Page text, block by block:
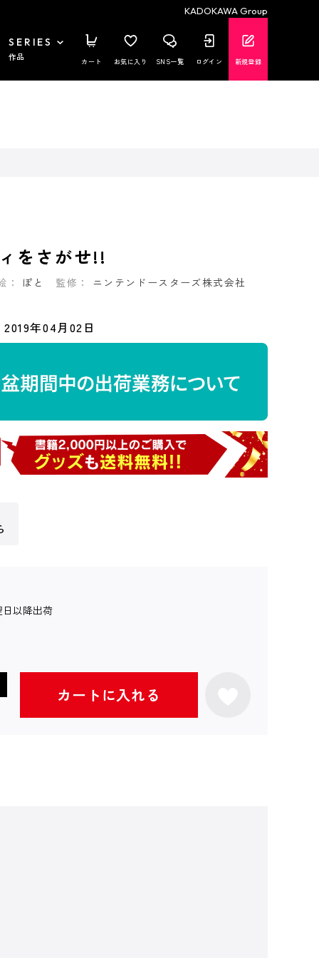
KADOKAWA Group
SERIES
作品 カート お気に入り SNS一覧 ログイン 新規登録
をさがせ!!
： ぽと 監修： ニンテンドースターズ株式会社
2019年04月02日
日以降出荷
カートに入れる